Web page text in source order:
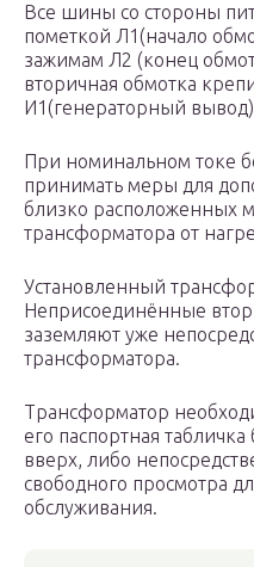
Все шины со стороны
пометкой Л1(начало
зажимам Л2 (конец
вторичная обмотка
И1(генераторный
При номинальном токе
принимать меры для
близко расположенных
трансформатора от
Установленный
Неприсоединённые
заземляют уже
трансформатора.
Трансформатор
его паспортная
вверх, либо
свободного просмотра
обслуживания.